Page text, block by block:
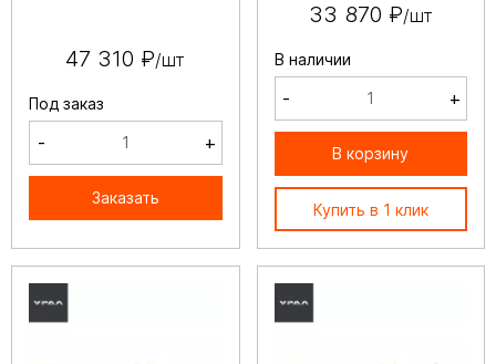
47 310 ₽/шт
Под заказ
- +
Заказать
33 870 ₽/шт
В наличии
- +
В корзину
Купить в 1 клик